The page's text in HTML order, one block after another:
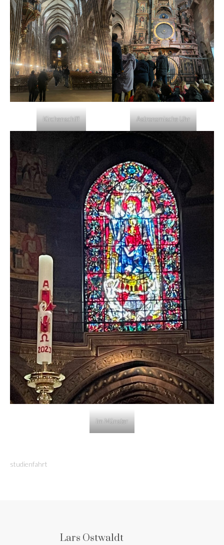
Kirchenschiff Astronomische Uhr
Im Münster
studienfahrt
Lars Ostwaldt